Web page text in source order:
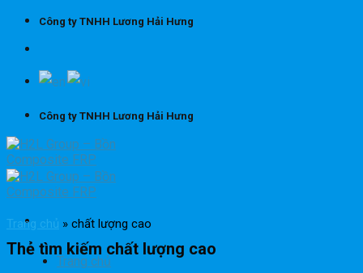
Skip
content
Công ty TNHH Lương Hải Hưng
Công ty TNHH Lương Hải Hưng
Trang chủ
Trang chủ » chất lượng cao
Thẻ tìm kiếm chất lượng cao